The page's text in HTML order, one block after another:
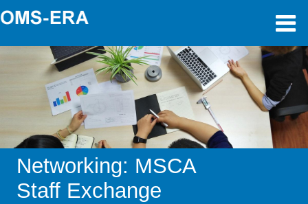
Networking: MSCA
Staff Exchange